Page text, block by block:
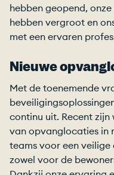
hebben geopend,
hebben vergroot en
met een ervaren
Nieuwe
Met de toenemende
continu uit. Recent
van opvanglocaties in
teams voor een
zowel voor de